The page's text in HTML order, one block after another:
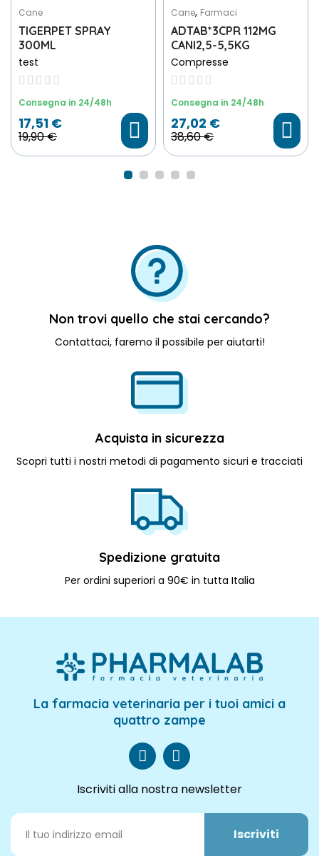
Cane
TIGERPET SPRAY
300ML
test
Consegna in 24/48h
19,90 €
17,51 €
Cane, Farmaci
ADTAB*3CPR 112MG
CANI2,5-5,5KG
Compresse
Consegna in 24/48h
38,60 €
27,02 €
Non trovi quello che stai cercando?
Contattaci, faremo il possibile per aiutarti!
Acquista in sicurezza
Scopri tutti i nostri metodi di pagamento sicuri e tracciati
Spedizione gratuita
Per ordini superiori a 90€ in tutta Italia
La farmacia veterinaria per i tuoi amici a
quattro zampe
Iscriviti alla nostra newsletter
Iscriviti